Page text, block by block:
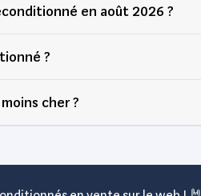
en août 2026 ?
?
cher ?